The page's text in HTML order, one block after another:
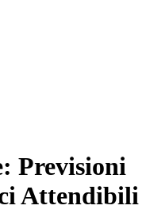
Previsioni
Attendibili